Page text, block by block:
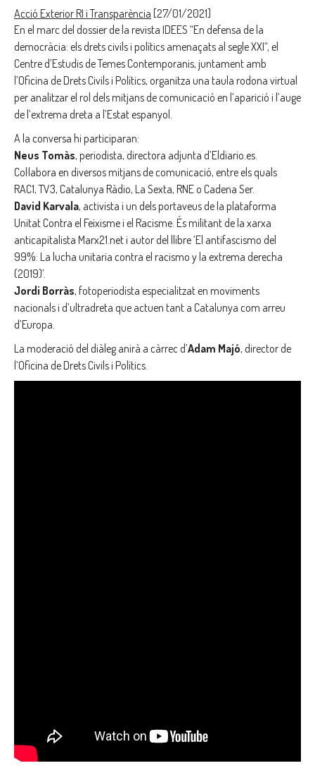
Acció Exterior RI i Transparència [27/01/2021]
En el marc del dossier de la revista IDEES “En defensa de la
democràcia: els drets civils i polítics amenaçats al segle XXI“, el
Centre d’Estudis de Temes Contemporanis, juntament amb
l’Oficina de Drets Civils i Polítics, organitza una taula rodona virtual
per analitzar el rol dels mitjans de comunicació en l’aparició i l’auge
de l’extrema dreta a l’Estat espanyol.
A la conversa hi participaran:
Neus Tomàs, periodista, directora adjunta d’Eldiario.es.
Col·labora en diversos mitjans de comunicació, entre els quals
RAC1, TV3, Catalunya Ràdio, La Sexta, RNE o Cadena Ser.
David Karvala, activista i un dels portaveus de la plataforma
Unitat Contra el Feixisme i el Racisme. És militant de la xarxa
anticapitalista Marx21.net i autor del llibre ‘El antifascismo del
99%: La lucha unitaria contra el racismo y la extrema derecha
(2019)’.
Jordi Borràs, fotoperiodista especialitzat en moviments
nacionals i d’ultradreta que actuen tant a Catalunya com arreu
d’Europa.
La moderació del diàleg anirà a càrrec d’Adam Majó, director de
l’Oficina de Drets Civils i Polítics.